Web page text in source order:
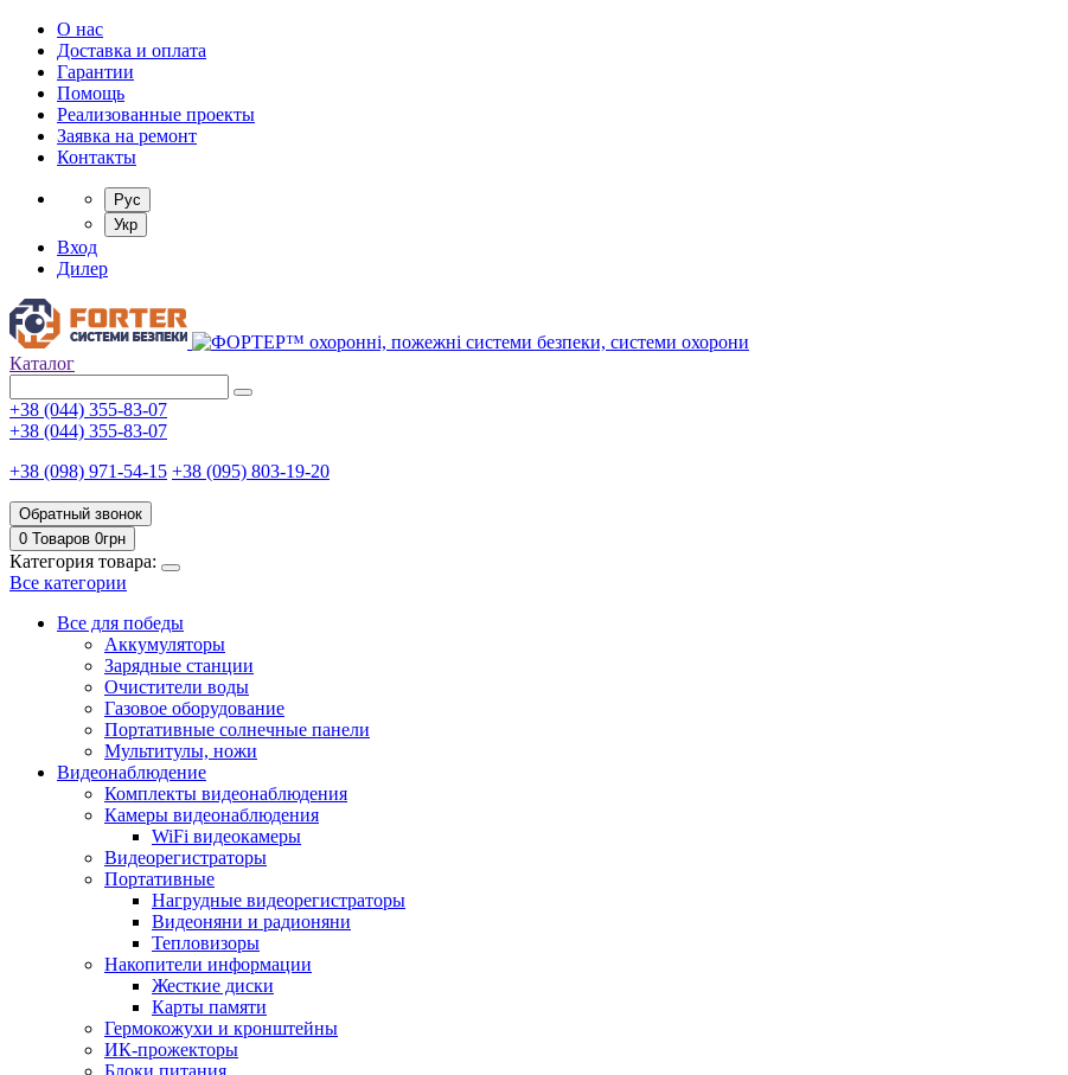
О нас
Доставка и оплата
Гарантии
Помощь
Реализованные проекты
Заявка на ремонт
Контакты
Рус
Укр
Вход
Дилер
Каталог
+38 (044) 355-83-07
+38 (044) 355-83-07
+38 (098) 971-54-15 +38 (095) 803-19-20
Обратный звонок
0 Товаров 0грн
Категория товара:
Все категории
Все для победы
Аккумуляторы
Зарядные станции
Очистители воды
Газовое оборудование
Портативные солнечные панели
Мультитулы, ножи
Видеонаблюдение
Комплекты видеонаблюдения
Камеры видеонаблюдения
WiFi видеокамеры
Видеорегистраторы
Портативные
Нагрудные видеорегистраторы
Видеоняни и радионяни
Тепловизоры
Накопители информации
Жесткие диски
Карты памяти
Гермокожухи и кронштейны
ИК-прожекторы
Блоки питания